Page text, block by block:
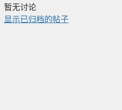
暂无讨论
显示已归档的帖子